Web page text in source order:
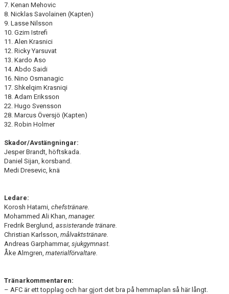
7. Kenan Mehovic
8. Nicklas Savolainen (Kapten)
9. Lasse Nilsson
10. Gzim Istrefi
11. Alen Krasnici
12. Ricky Yarsuvat
13. Kardo Aso
14. Abdo Saidi
16. Nino Osmanagic
17. Shkelqim Krasniqi
18. Adam Eriksson
22. Hugo Svensson
28. Marcus Översjö (Kapten)
32. Robin Holmer
Skador/Avstängningar:
Jesper Brandt, höftskada.
Daniel Sijan, korsband.
Medi Dresevic, knä
Ledare:
Korosh Hatami, chefstränare.
Mohammed Ali Khan, manager.
Fredrik Berglund, assisterande tränare.
Christian Karlsson, målvaktstränare.
Andreas Garphammar, sjukgymnast.
Åke Almgren, materialförvaltare.
Tränarkommentaren:
– AFC är ett topplag och har gjort det bra på hemmaplan så här långt.